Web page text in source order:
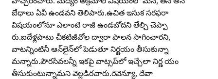
బేధాలు ఏవీ ఉండవని తెలిపారు.ఉచిత ఇసుక సరఫరా
విషయంలోనూ ఎలాంటి రాజీ ఉండబోదని తేల్చి చెప్పా
రు.ఐదేళ్లపాటు చీకటిజీవోల ద్వారా పాలన సాగించారని,
వాటన్నింటినీ ఆన్‌లైన్‌లో పెడుతూ నిర్ణయం తీసుకున్నా
మన్నారు.పౌరసేవలన్నీ ఇకపై వాట్సప్‌లో ఇచ్చేలా నిర్ణ యం
తీసుకుంటున్నామని వెల్లడిరచారు.రెవెన్యూ, దేవా